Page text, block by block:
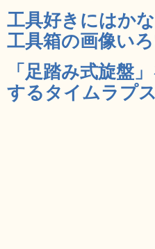
工具好きにはか
工具箱の画像い
「足踏み式旋盤
するタイムラプ